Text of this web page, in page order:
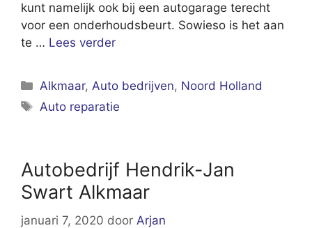
kunt namelijk ook bij een autogarage terecht
voor een onderhoudsbeurt. Sowieso is het aan
te … Lees verder
Categorieën
Alkmaar,Auto bedrijven, Noord Holland
Tags
Auto reparatie
Autobedrijf Hendrik-Jan
Swart Alkmaar
januari 7, 2020 door Arjan